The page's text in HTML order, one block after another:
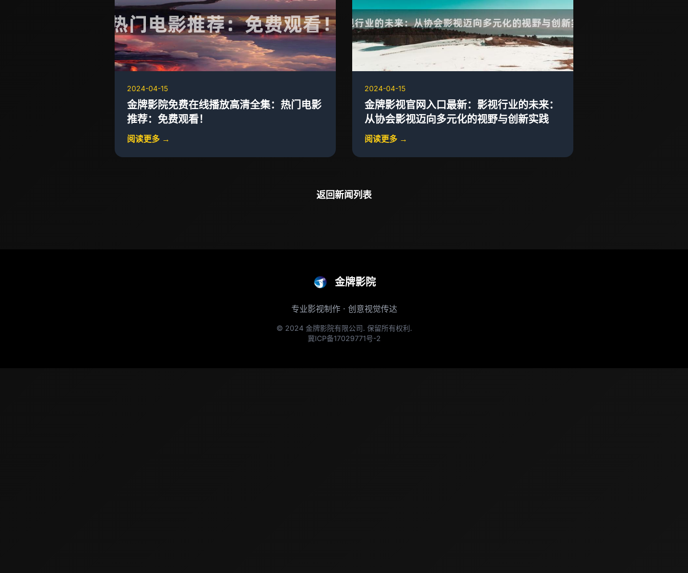
2024-04-15
金牌影院免费在线播放高清全集：热门电影
推荐：免费观看！
阅读更多 →
2024-04-15
金牌影视官网入口最新：影视行业的未来：
从协会影视迈向多元化的视野与创新实践
阅读更多 →
返回新闻列表
金牌影院
专业影视制作 · 创意视觉传达
© 2024 金牌影院有限公司. 保留所有权利.
冀ICP备17029771号-2